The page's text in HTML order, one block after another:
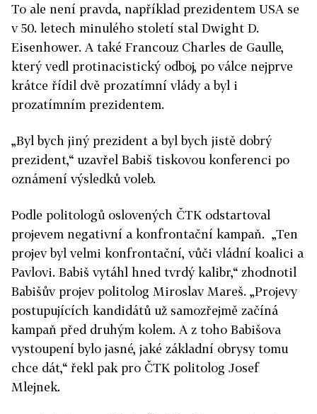
To ale není pravda, například prezidentem USA se
v 50. letech minulého století stal Dwight D.
Eisenhower. A také Francouz Charles de Gaulle,
který vedl protinacistický odboj, po válce nejprve
krátce řídil dvě prozatímní vlády a byl i
prozatímním prezidentem.
„Byl bych jiný prezident a byl bych jistě dobrý
prezident,“ uzavřel Babiš tiskovou konferenci po
oznámení výsledků voleb.
Podle politologů oslovených ČTK odstartoval
projevem negativní a konfrontační kampaň. „Ten
projev byl velmi konfrontační, vůči vládní koalici a
Pavlovi. Babiš vytáhl hned tvrdý kalibr,“ zhodnotil
Babišův projev politolog Miroslav Mareš. „Projevy
postupujících kandidátů už samozřejmě začíná
kampaň před druhým kolem. A z toho Babišova
vystoupení bylo jasné, jaké základní obrysy tomu
chce dát,“ řekl pak pro ČTK politolog Josef
Mlejnek.